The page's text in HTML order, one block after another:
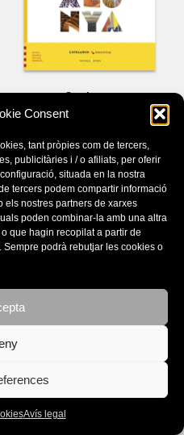
Consent
tant pròpies com de tercers,
publicitàries i / o afiliats, per oferir
situada en la nostra
tercers podem compartir informació
els nostres partners de xarxes
poden combinar-la amb una altra
que hagin recopilat a partir de
Sempre podrà rebutjar les cookies o
Avís legal
Catalunya
Mallorca, Menorca, Eivissa,
Formentera, Cabrera